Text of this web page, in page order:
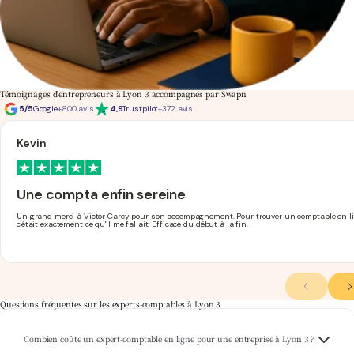
Témoignages d'entrepreneurs à Lyon 3 accompagnés par Swapn
5/5Google+800 avis 4,9Trustpilot+372 avis
Kevin
Une compta enfin sereine
Un grand merci à Victor Carcy pour son accompagnement. Pour trouver un comptable
c'était exactement ce qu'il me fallait. Efficace du début à la fin.
Questions fréquentes sur les experts-comptables à Lyon 3
Combien coûte un expert-comptable en ligne pour une entreprise à Lyon 3 ?
Chez Swapn, la comptabilité de votre entreprise à Lyon 3 est prise en charge à partir de
29€ HT/mois, sans surprise. Pour découvrir le détail de nos forfaits, consultez notre